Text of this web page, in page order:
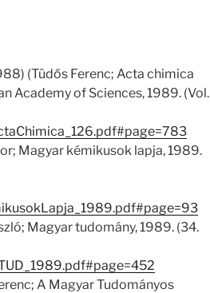
(Tüdős Ferenc; Acta chimica
Academy of Sciences, 1989. (Vol.
Magyar kémikusok lapja, 1989.
Magyar tudomány, 1989. (34.
A Magyar Tudományos